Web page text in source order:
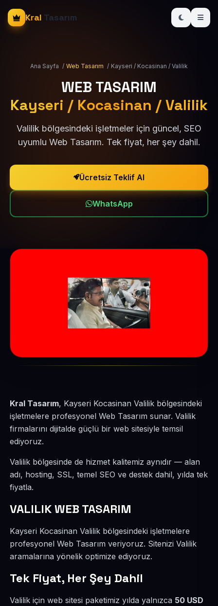
Kral Tasarım
Ana Sayfa / Web Tasarım / Kayseri / Kocasinan / Valilik
WEB TASARIM
Kayseri / Kocasinan / Valilik
Valilik bölgesindeki işletmeler için güncel, SEO
uyumlu Web Tasarım. Tek fiyat, her şey dahil.
Ücretsiz Teklif Al
WhatsApp
Kral Tasarım, Kayseri Kocasinan Valilik bölgesindeki
işletmelere profesyonel Web Tasarım sunar. Valilik
firmalarını dijitalde güçlü bir web sitesiyle temsil
ediyoruz.
Valilik bölgesinde de hizmet kalitemiz aynıdır — alan
adı, hosting, SSL, temel SEO ve destek dahil, yılda tek
fiyatla.
VALILIK WEB TASARIM
Kayseri Kocasinan Valilik bölgesindeki işletmelere
profesyonel Web Tasarım veriyoruz. Sitenizi Valilik
aramalarına yönelik optimize ediyoruz.
Tek Fiyat, Her Şey Dahil
Valilik için web sitesi paketimiz yılda yalnızca 50 USD